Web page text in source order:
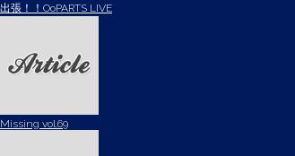
出張！！OoPARTS LIVE
Missing vol.69